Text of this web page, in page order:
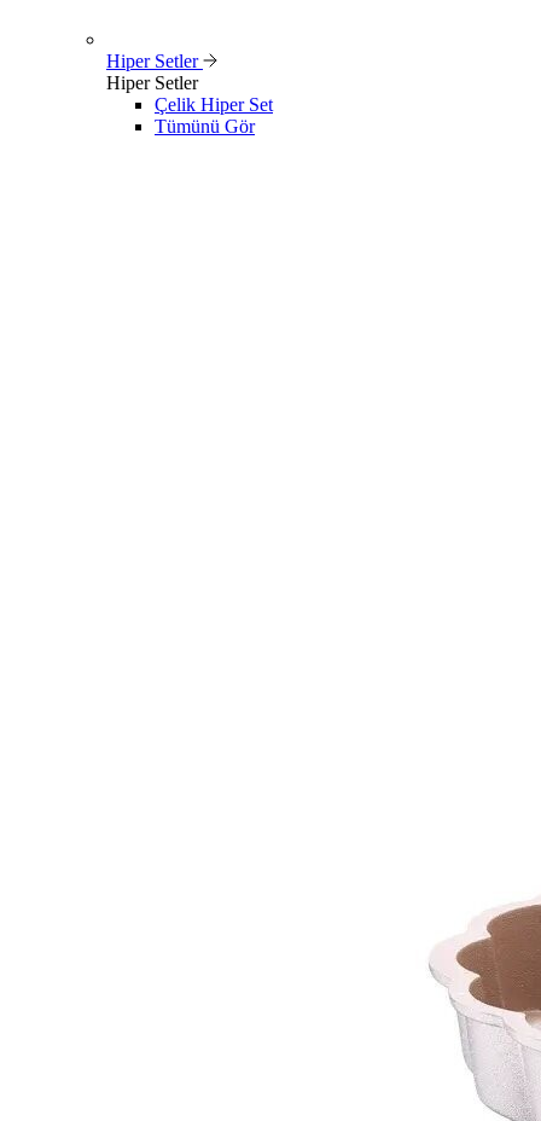
Hiper Setler
Hiper Setler
Çelik Hiper Set
Tümünü Gör